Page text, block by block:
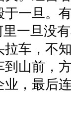
一旦。
一旦没
车，不
山前，
，最后